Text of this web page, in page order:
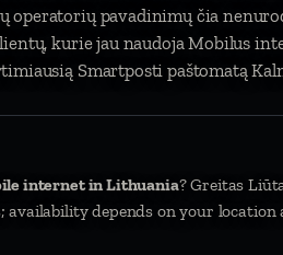
operatorių pavadinimų čia
kurie jau naudoja Mobilus
Smartposti paštomatą
internet in Lithuania? Greitas
availability depends on your location